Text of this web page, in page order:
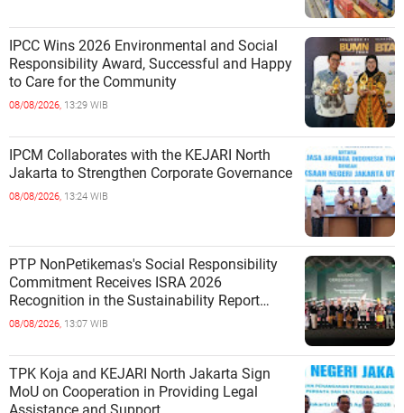
IPCC Wins 2026 Environmental and Social
Responsibility Award, Successful and Happy
to Care for the Community
08/08/2026, 13:29 WIB
IPCM Collaborates with the KEJARI North
Jakarta to Strengthen Corporate Governance
08/08/2026, 13:24 WIB
PTP NonPetikemas's Social Responsibility
Commitment Receives ISRA 2026
Recognition in the Sustainability Report
Category
08/08/2026, 13:07 WIB
TPK Koja and KEJARI North Jakarta Sign
MoU on Cooperation in Providing Legal